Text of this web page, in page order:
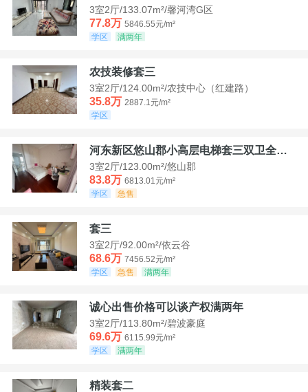
3室2厅/133.07m²/馨河湾G区
77.8万 5846.55元/m²
学区
满两年
农技装修套三
3室2厅/124.00m²/农技中心（红建路）
35.8万 2887.1元/m²
学区
河东新区悠山郡小高层电梯套三双卫全装带家具家电
3室2厅/123.00m²/悠山郡
83.8万 6813.01元/m²
学区
急售
套三
3室2厅/92.00m²/依云谷
68.6万 7456.52元/m²
学区
急售 满两年
诚心出售价格可以谈产权满两年
3室2厅/113.80m²/碧波豪庭
69.6万 6115.99元/m²
学区
满两年
精装套二